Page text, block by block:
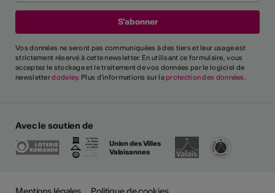
Vos données ne seront pas communiquées à des tiers et leur usage est
strictement réservé à cette newsletter. En utilisant ce formulaire, vous
acceptez le stockage et le traitement de vos données par le logiciel de
newsletterdodeley. Plus d'informations sur la protection des données.
Avec le soutien de
Union des Villes
Valaisannes